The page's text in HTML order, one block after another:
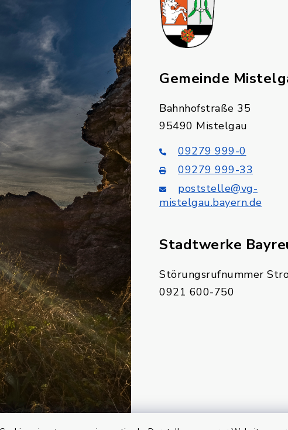
Gemeinde
Bahnhofstraße 35
95490 Mistelgau
09279 999-0
09279 999-33
poststelle@vg-
mistelgau.bayern.de
Stadtwerke
Störungsrufnummer
0921 600-750